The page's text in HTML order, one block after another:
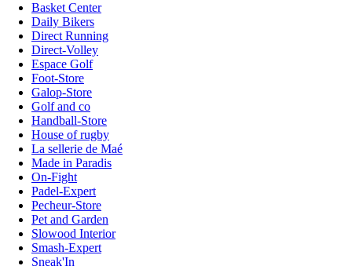
Basket Center
Daily Bikers
Direct Running
Direct-Volley
Espace Golf
Foot-Store
Galop-Store
Golf and co
Handball-Store
House of rugby
La sellerie de Maé
Made in Paradis
On-Fight
Padel-Expert
Pecheur-Store
Pet and Garden
Slowood Interior
Smash-Expert
Sneak'In